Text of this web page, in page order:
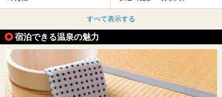
すべて表示する
宿泊できる温泉の魅力